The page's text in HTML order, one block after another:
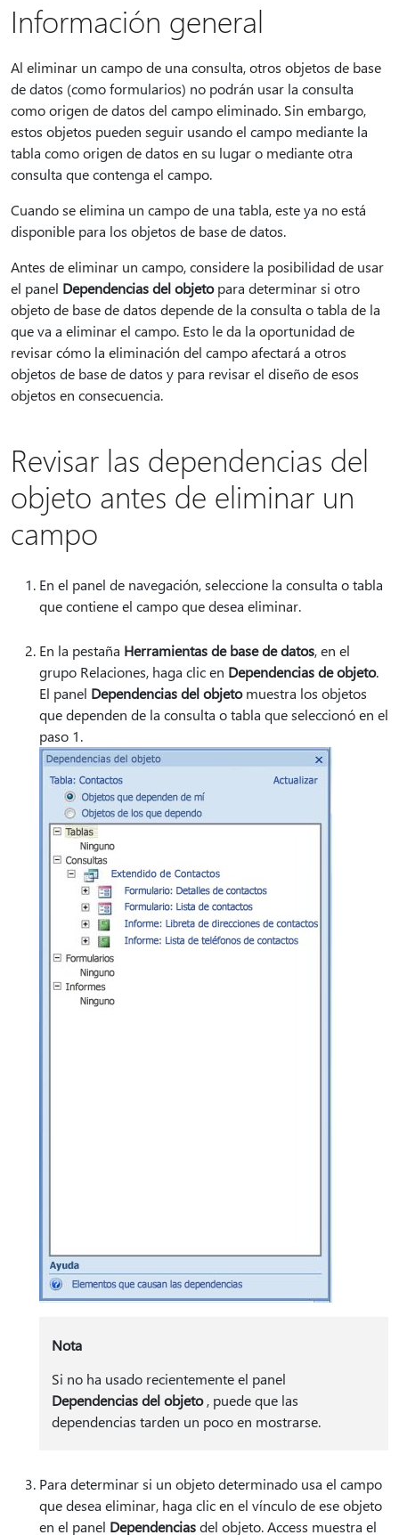
Información general
Al eliminar un campo de una consulta, otros objetos de base
de datos (como formularios) no podrán usar la consulta
como origen de datos del campo eliminado. Sin embargo,
estos objetos pueden seguir usando el campo mediante la
tabla como origen de datos en su lugar o mediante otra
consulta que contenga el campo.
Cuando se elimina un campo de una tabla, este ya no está
disponible para los objetos de base de datos.
Antes de eliminar un campo, considere la posibilidad de usar
el panel Dependencias del objetopara determinar si otro
objeto de base de datos depende de la consulta o tabla de la
que va a eliminar el campo. Esto le da la oportunidad de
revisar cómo la eliminación del campo afectará a otros
objetos de base de datos y para revisar el diseño de esos
objetos en consecuencia.
Revisar las dependencias del
objeto antes de eliminar un
campo
En el panel de navegación, seleccione la consulta o tabla
que contiene el campo que desea eliminar.
En la pestaña Herramientas de base de datos, en el
grupo Relaciones, haga clic en Dependencias de objeto.
El panel Dependencias del objetomuestra los objetos
que dependen de la consulta o tabla que seleccionó en el
paso 1.
Nota
Si no ha usado recientemente el panel
Dependencias del objeto, puede que las
dependencias tarden un poco en mostrarse.
Para determinar si un objeto determinado usa el campo
que desea eliminar, haga clic en el vínculo de ese objeto
en el panel Dependenciasdel objeto. Access muestra el